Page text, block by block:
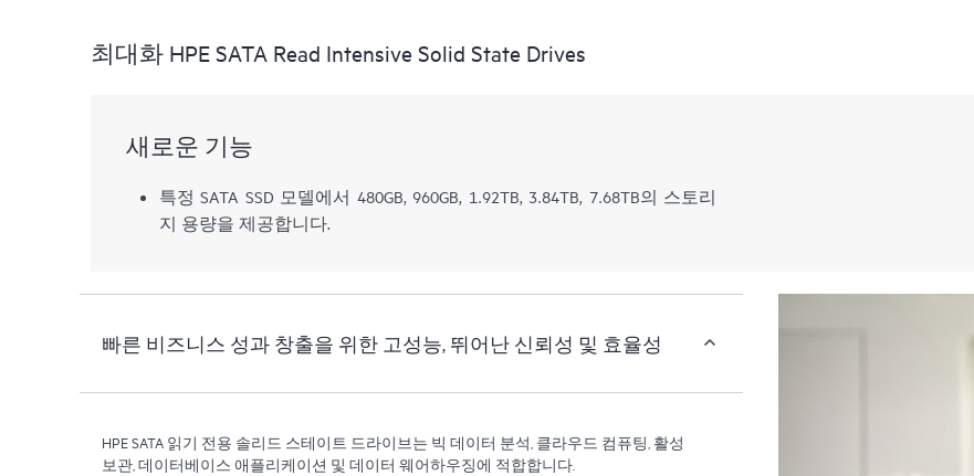
최대화 HPE SATA Read Intensive Solid State Drives
새로운 기능
특정 SATA SSD 모델에서 480GB, 960GB, 1.92TB, 3.84TB, 7.68TB의 스토리
지 용량을 제공합니다.
빠른 비즈니스 성과 창출을 위한 고성능, 뛰어난 신뢰성 및 효율성
HPE SATA 읽기 전용 솔리드 스테이트 드라이브는 빅 데이터 분석, 클라우드 컴퓨팅, 활성
보관, 데이터베이스 애플리케이션 및 데이터 웨어하우징에 적합합니다.